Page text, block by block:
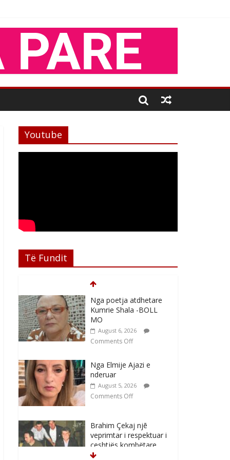
Youtube
Të Fundit
Nga poetja atdhetare
Kumrie Shala -BOLL
MO
August 6, 2026
Comments Off
Nga Elmije Ajazi e
nderuar
August 5, 2026
Comments Off
Brahim Çekaj njē
veprimtar i respektuar i
çeshtjës kombëtare